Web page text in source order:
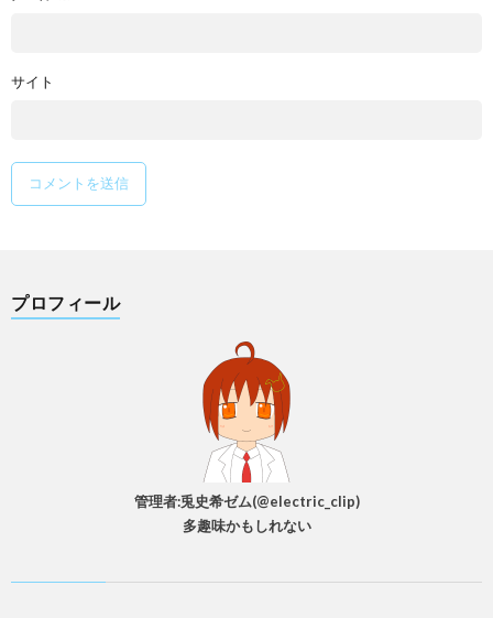
サイト
プロフィール
管理者:兎史希ゼム(@electric_clip)
多趣味かもしれない